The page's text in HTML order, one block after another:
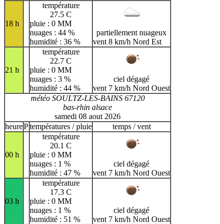
18 h
température
27.5 C
pluie : 0 MM
nuages : 44 %
humidité : 36 %
partiellement nuageux
vent 8 km/h Nord Est
21 h
température
22.7 C
pluie : 0 MM
nuages : 3 %
humidité : 44 %
ciel dégagé
vent 7 km/h Nord Ouest
météo SOULTZ-LES-BAINS 67120
bas-rhin alsace
samedi 08 aout 2026
heurePtempératures / pluie temps / vent
00 h
température
20.1 C
pluie : 0 MM
nuages : 1 %
humidité : 47 %
ciel dégagé
vent 7 km/h Nord Ouest
03 h
température
17.3 C
pluie : 0 MM
nuages : 1 %
humidité : 51 %
ciel dégagé
vent 7 km/h Nord Ouest